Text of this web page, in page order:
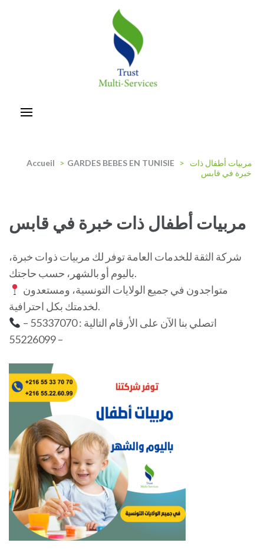
Accueil > GARDES BEBES EN TUNISIE >
مربيات أطفال ذات
خبرة في قابس
مربيات أطفال ذات خبرة في قابس
شركة الثقة للخدمات العامة توفر لك مربيات ذوات خبرة،
باليوم أو بالشهر، حسب حاجتك.
لخدمتك بكل احترافية.
55226099 –